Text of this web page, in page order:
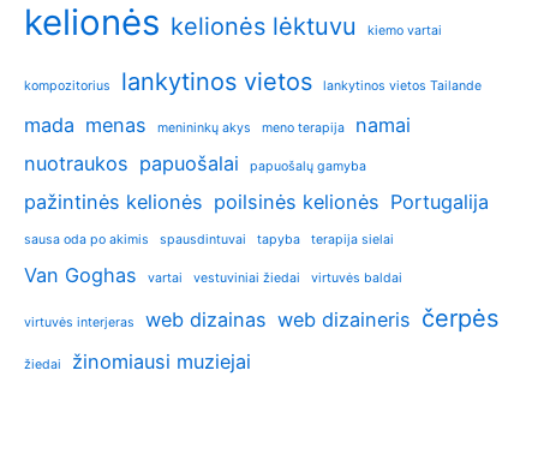
kelionės kelionės lėktuvu kiemo vartai
kompozitorius lankytinos vietos lankytinos vietos Tailande
mada menas menininkų akys meno terapija
namai
nuotraukos papuošalai papuošalų gamyba
pažintinės kelionės poilsinės kelionės Portugalija
sausa oda po akimis spausdintuvai tapyba terapija sielai
Van Goghas vartai vestuviniai žiedai virtuvės baldai
virtuvės interjeras web dizainas web dizaineris čerpės
žiedai žinomiausi muziejai